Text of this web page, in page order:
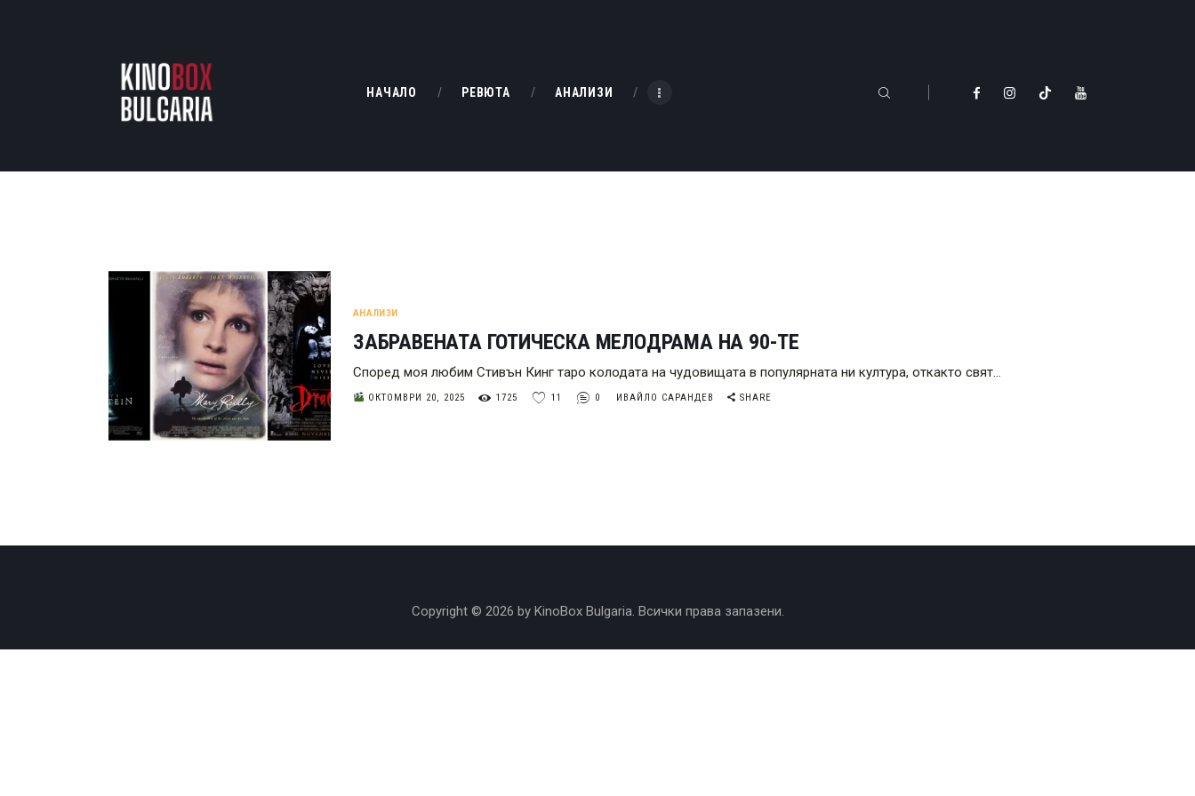
НАЧАЛО РЕВЮТА АНАЛИЗИ
РЕВЮТА
БАХТИ НАГРАДИТЕ
АНАЛИЗИ
ЗАБРАВЕНАТА ГОТИЧЕСКА МЕЛОДРАМА НА 90-ТЕ
Според моя любим Стивън Кинг таро колодата на чудовищата в популярната ни култура, откакто свят…
ОКТОМВРИ 20, 2025 1725 11 0 ИВАЙЛО САРАНДЕВ SHARE
Copyright © 2026 by KinoBox Bulgaria. Всички права запазени.